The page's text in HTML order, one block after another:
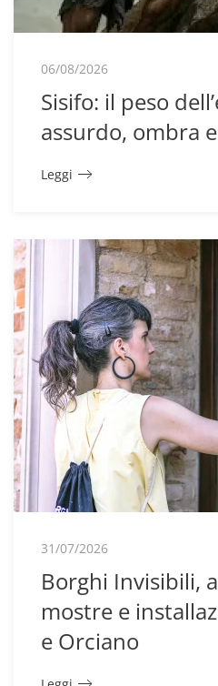
06/08/2026
Sisifo: il peso
assurdo, ombra
Leggi
31/07/2026
Borghi Invisibili,
mostre e
e Orciano